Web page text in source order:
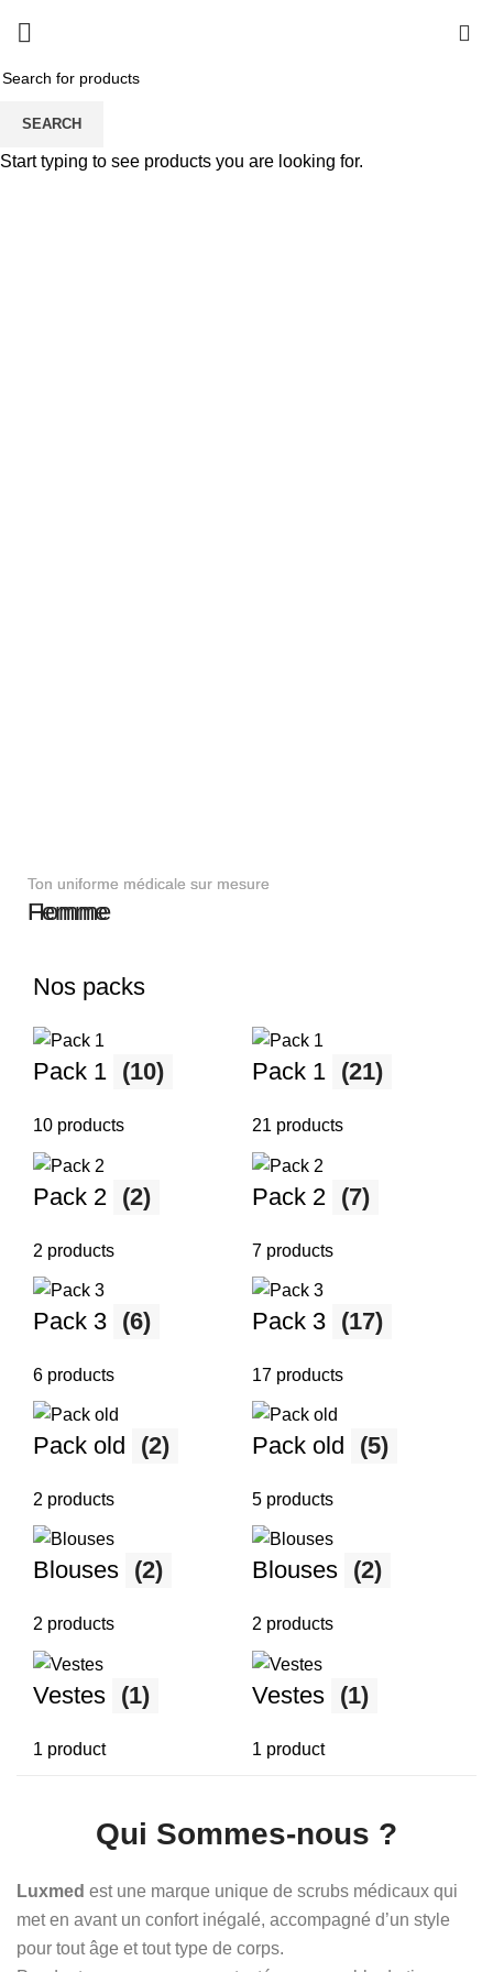
Ton uniforme médicale sur mesure
Femme
Ton uniforme médicale sur mesure
Homme
Nos packs
Pack 1 (10)
10 products
Pack 1 (21)
21 products
Pack 2 (2)
2 products
Pack 2 (7)
7 products
Pack 3 (6)
6 products
Pack 3 (17)
17 products
Pack old (2)
2 products
Pack old (5)
5 products
Blouses (2)
2 products
Blouses (2)
2 products
Vestes (1)
1 product
Vestes (1)
1 product
Qui Sommes-nous ?
Luxmed est une marque unique de scrubs médicaux qui
met en avant un confort inégalé, accompagné d’un style
pour tout âge et tout type de corps.
SEARCH
Start typing to see products you are looking for.